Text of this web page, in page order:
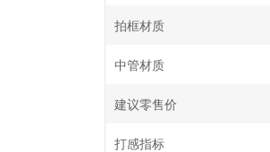
拍框材质
中管材质
建议零售价
打感指标